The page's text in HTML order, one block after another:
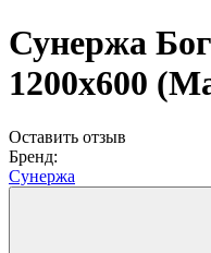
Сунержа
1200х600
Оставить отзыв
Бренд:
Сунержа